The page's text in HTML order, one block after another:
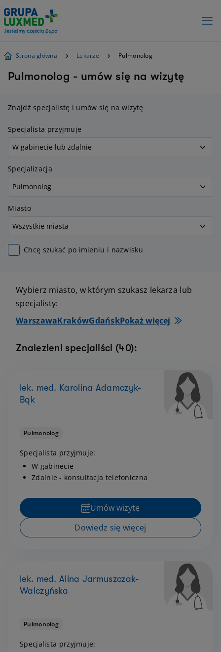
Strona główna Lekarze Pulmonolog
Pulmonolog - umów się na wizytę
Znajdź specjalistę i umów się na wizytę
Specjalista przyjmuje
Specjalizacja
Miasto
Chcę szukać po imieniu i nazwisku
Wybierz miasto, w którym szukasz lekarza lub
specjalisty:
WarszawaKrakówGdańskPokaż więcej
Znalezieni specjaliści (40):
lek. med. Karolina Adamczyk-
Bąk
Pulmonolog
Specjalista przyjmuje:
W gabinecie
Zdalnie - konsultacja telefoniczna
Umów wizytę
Dowiedz się więcej
lek. med. Alina Jarmuszczak-
Walczyńska
Pulmonolog
Specjalista przyjmuje: